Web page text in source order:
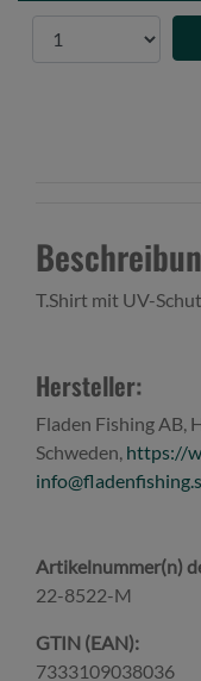
T.Shirt mit UV-
Hersteller:
Fladen Fishing AB,
Schweden, https://
Artikelnummer(n)
22-8522-M
GTIN (EAN):
7333109038036